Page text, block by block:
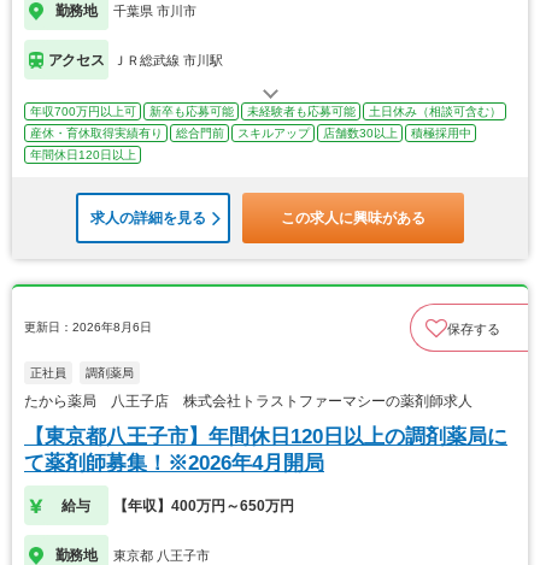
勤務地 千葉県 市川市
アクセス ＪＲ総武線 市川駅
年収700万円以上可 新卒も応募可能 未経験者も応募可能
土日休み（相談可含む）
産休・育休取得実績有り
総合門前 スキルアップ 店舗数30以上
積極採用中
年間休日120日以上
求人の詳細を見る この求人に興味がある
更新日：2026年8月6日 保存する
正社員 調剤薬局
たから薬局 八王子店 株式会社トラストファーマシーの薬剤師求人
【東京都八王子市】年間休日120日以上の調剤薬局に
て薬剤師募集！※2026年4月開局
給与 【年収】400万円～650万円
勤務地 東京都 八王子市